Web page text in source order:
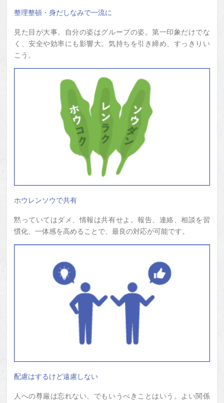
整理整頓・身だしなみで一流に
見た目が大事。自分の姿はグループの姿。第一印象だけでな
く、安全や効率にも影響大。気持ちを引き締め、すっきりい
こう。
ホウレンソウで共有
黙っていてはダメ、情報は共有せよ。報告、連絡、相談を習
慣化、一体感を高めることで、最良の対応が可能です。
配慮はするけど遠慮しない
人への尊厳は忘れない、でもいうべきことはいう。よい関係